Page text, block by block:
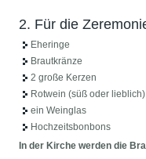
2. Für die
Eheringe
Brautkränze
2 große Kerzen
Rotwein (süß oder lieblich)
ein Weinglas
Hochzeitsbonbons
In der Kirche werden die